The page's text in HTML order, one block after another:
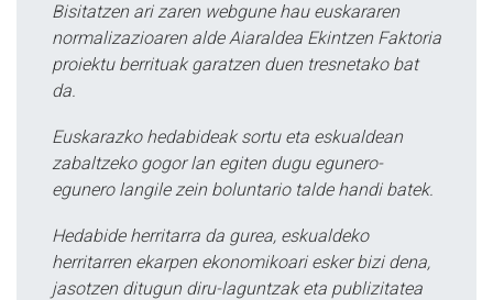
Bisitatzen ari zaren webgune hau euskararen
normalizazioaren alde Aiaraldea Ekintzen Faktoria
proiektu berrituak garatzen duen tresnetako bat
da.
Euskarazko hedabideak sortu eta eskualdean
zabaltzeko gogor lan egiten dugu egunero-
egunero langile zein boluntario talde handi batek.
Hedabide herritarra da gurea, eskualdeko
herritarren ekarpen ekonomikoari esker bizi dena,
jasotzen ditugun diru-laguntzak eta publizitatea